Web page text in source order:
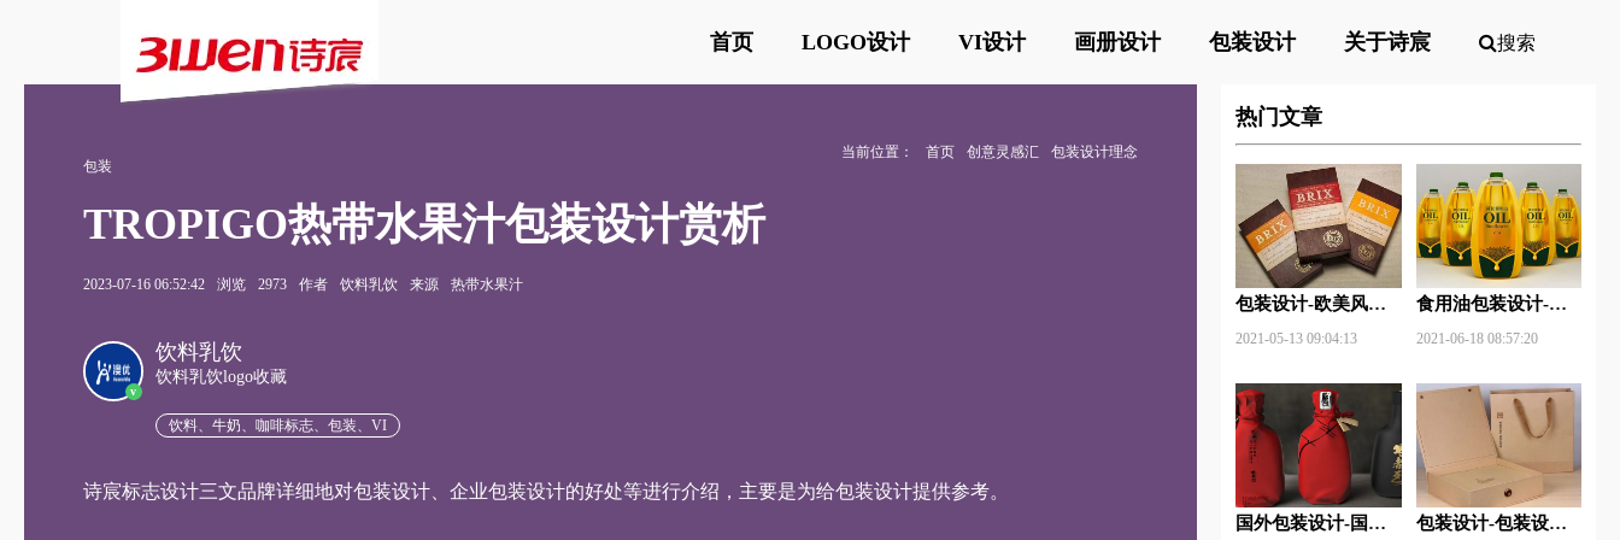
首页 LOGO设计 VI设计 画册设计 包装设计 关于诗宸 搜索
当前位置： 首页 创意灵感汇
包装设计理念
包装
TROPIGO热带水果汁包装设计赏析
2023-07-16 06:52:42 浏览 2973 作者 饮料乳饮 来源 热带水果汁
v
饮料乳饮
饮料乳饮logo收藏
饮料、牛奶、咖啡标志、包装、VI
诗宸标志设计三文品牌详细地对包装设计、企业包装设计的好处等进行介绍，主要是为给包装设计提供参考。
热门文章
包装设计-欧美风格
2021-05-13 09:04:13
食用油包装设计-食
哪些？
2021-06-18 08:57:20
国外包装设计-国外
包装设计-包装设计